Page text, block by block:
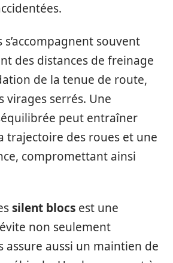
s’accompagnent souvent
des distances de freinage
de la tenue de route,
virages serrés. Une
peut entraîner
trajectoire des roues et une
compromettant ainsi
silent blocs est une
non seulement
assure aussi un maintien de